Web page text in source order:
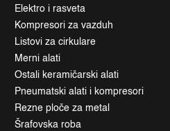
Elektro i rasveta
Kompresori za vazduh
Listovi za cirkulare
Merni alati
Ostali keramičarski alati
Pneumatski alati i kompresori
Rezne ploče za metal
Šrafovska roba